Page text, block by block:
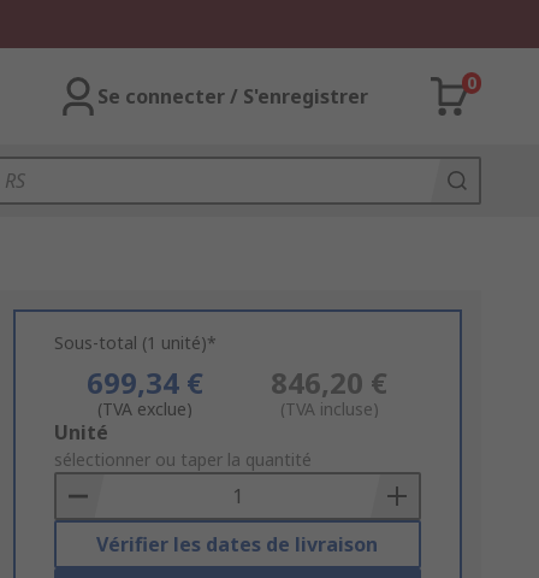
Se connecter / S'enregistrer
0
Sous-total (1 unité)*
699,34 €
(TVA exclue)
846,20 €
(TVA incluse)
Add
to
Basket
Unité
sélectionner ou taper la quantité
Vérifier les dates de livraison